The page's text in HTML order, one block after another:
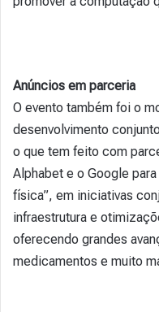
Anúncios em parceria
O evento também foi o
desenvolvimento
o que tem feito com
Alphabet e o Google
física”, em iniciativas
infraestrutura e
oferecendo grandes
medicamentos e muito